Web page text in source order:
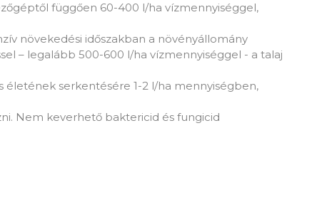
függően 60-400 l/ha vízmennyiséggel,
növekedési időszakban a növényállomány
– legalább 500-600 l/ha vízmennyiséggel - a talaj
életének serkentésére 1-2 l/ha mennyiségben,
Nem keverhető baktericid és fungicid